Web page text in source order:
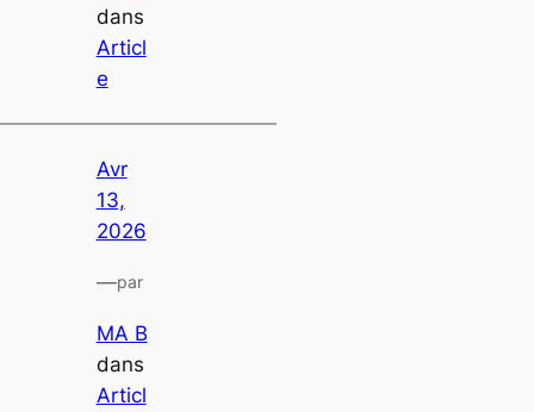
dans
Articl
e
Avr
13,
2026
—par
MA B
dans
Articl